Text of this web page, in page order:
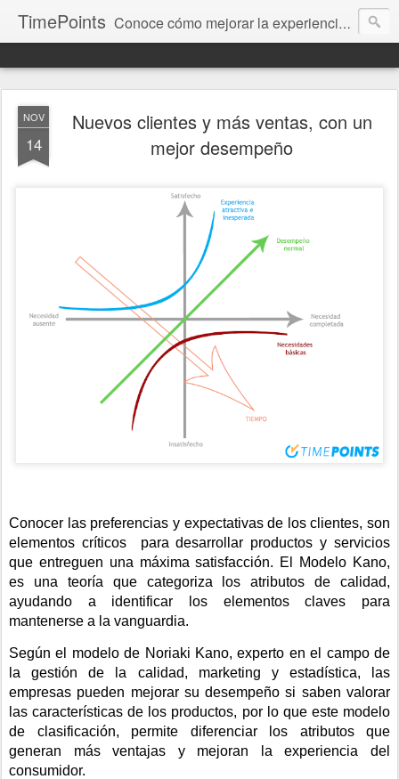
TimePoints Conoce cómo mejorar la experiencia del cliente. Te brindamos información para medir, gestionar y corregir, fundamentada en nuestro trabajo y resultados.
NOV
14
Nuevos clientes y más ventas, con un
mejor desempeño
Conocer las preferencias y expectativas de los clientes, son
elementos críticos  para desarrollar productos y servicios
que entreguen una máxima satisfacción. El Modelo Kano,
es una teoría que categoriza los atributos de calidad,
ayudando a identificar los elementos claves para
mantenerse a la vanguardia.
Según el modelo de Noriaki Kano, experto en el campo de
la gestión de la calidad, marketing y estadística, las
empresas pueden mejorar su desempeño si saben valorar
las características de los productos, por lo que este modelo
de clasificación, permite diferenciar los atributos que
generan más ventajas y mejoran la experiencia del
consumidor.